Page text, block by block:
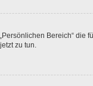
Bereich“
zu tun.